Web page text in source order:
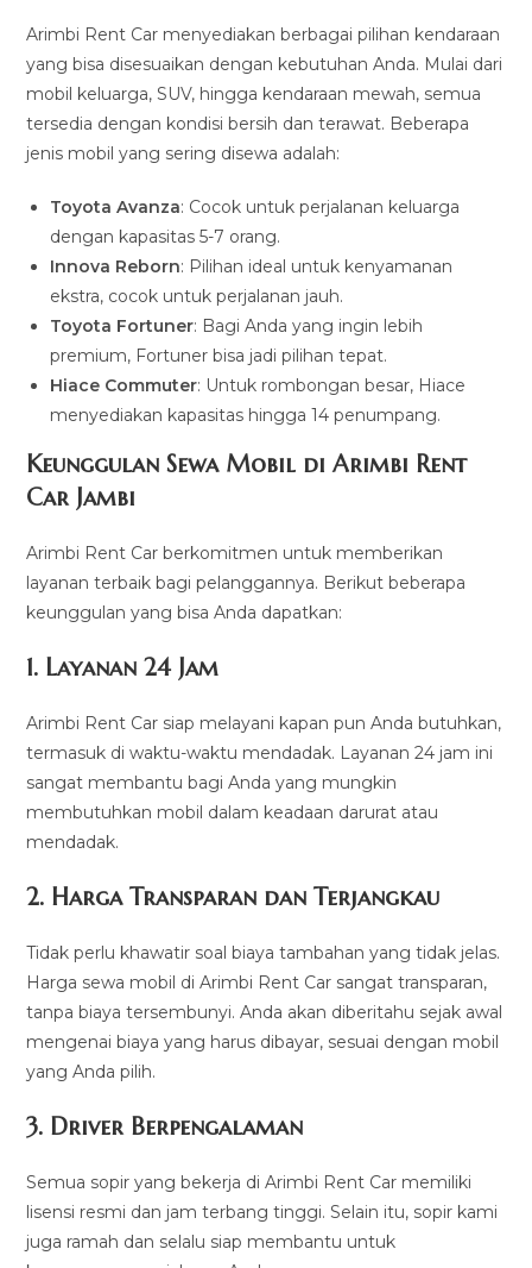
Arimbi Rent Car menyediakan berbagai pilihan kendaraan
yang bisa disesuaikan dengan kebutuhan Anda. Mulai dari
mobil keluarga, SUV, hingga kendaraan mewah, semua
tersedia dengan kondisi bersih dan terawat. Beberapa
jenis mobil yang sering disewa adalah:
Toyota Avanza: Cocok untuk perjalanan keluarga
dengan kapasitas 5-7 orang.
Innova Reborn: Pilihan ideal untuk kenyamanan
ekstra, cocok untuk perjalanan jauh.
Toyota Fortuner: Bagi Anda yang ingin lebih
premium, Fortuner bisa jadi pilihan tepat.
Hiace Commuter: Untuk rombongan besar, Hiace
menyediakan kapasitas hingga 14 penumpang.
Keunggulan Sewa Mobil di Arimbi Rent
Car Jambi
Arimbi Rent Car berkomitmen untuk memberikan
layanan terbaik bagi pelanggannya. Berikut beberapa
keunggulan yang bisa Anda dapatkan:
1. Layanan 24 Jam
Arimbi Rent Car siap melayani kapan pun Anda butuhkan,
termasuk di waktu-waktu mendadak. Layanan 24 jam ini
sangat membantu bagi Anda yang mungkin
membutuhkan mobil dalam keadaan darurat atau
mendadak.
2. Harga Transparan dan Terjangkau
Tidak perlu khawatir soal biaya tambahan yang tidak jelas.
Harga sewa mobil di Arimbi Rent Car sangat transparan,
tanpa biaya tersembunyi. Anda akan diberitahu sejak awal
mengenai biaya yang harus dibayar, sesuai dengan mobil
yang Anda pilih.
3. Driver Berpengalaman
Semua sopir yang bekerja di Arimbi Rent Car memiliki
lisensi resmi dan jam terbang tinggi. Selain itu, sopir kami
juga ramah dan selalu siap membantu untuk